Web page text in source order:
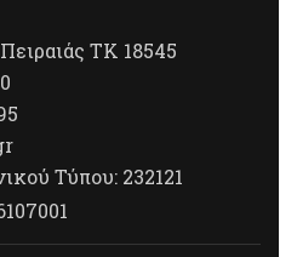
ΤΚ 18545
Τύπου: 232121